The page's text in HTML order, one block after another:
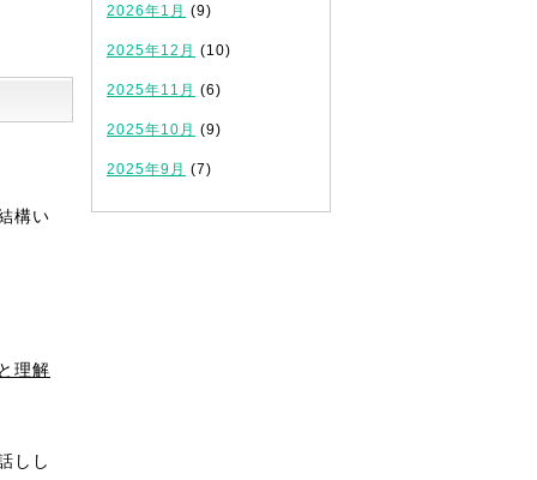
構い
理解
しし
2026年1月 (9)
2025年12月 (10)
2025年11月 (6)
2025年10月 (9)
2025年9月 (7)